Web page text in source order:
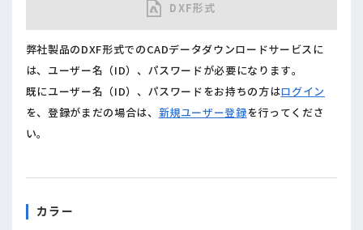
DXF形式
弊社製品のDXF形式でのCADデータダウンロードサービスに
は、ユーザー名（ID）、パスワードが必要になります。
既にユーザー名（ID）、パスワードをお持ちの方はログイン
を、登録がまだの場合は、 新規ユーザー登録を行ってくださ
い。
カラー